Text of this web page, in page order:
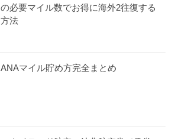
の必要マイル数でお得に海外2往復する
方法
ANAマイル貯め方完全まとめ